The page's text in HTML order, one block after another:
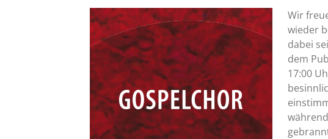
Wir
wieder
dabei
dem
17:00